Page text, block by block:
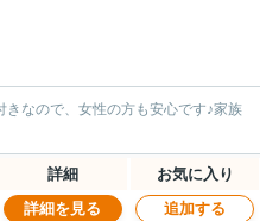
きなので、女性の方も安心です♪家族
詳細 お気に入り
詳細を見る 追加する